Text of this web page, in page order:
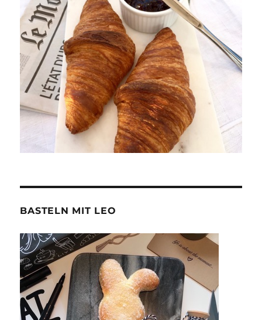
BASTELN MIT LEO